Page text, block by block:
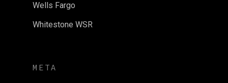
Wells Fargo
Whitestone WSR
META